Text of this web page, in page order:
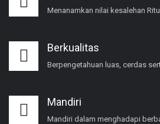
Menanamkan nilai kesalehan
Berkualitas
Berpengetahuan luas, cerdas
Mandiri
Mandiri dalam menghadapi